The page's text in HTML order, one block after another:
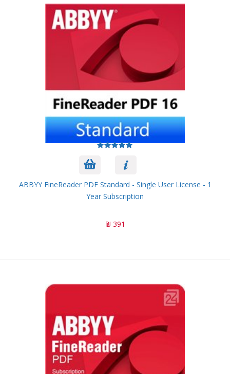
ABBYY FineReader PDF Standard - Single User License - 1
Year Subscription
391 ₪